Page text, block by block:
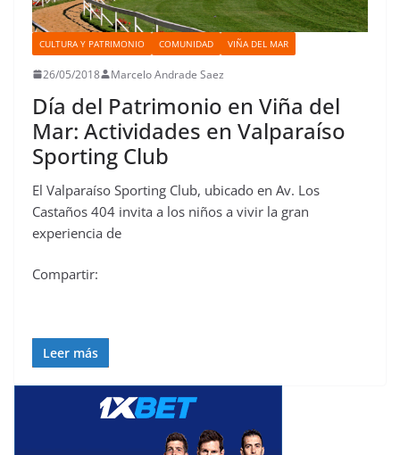
CULTURA Y PATRIMONIO COMUNIDAD VIÑA DEL MAR
26/05/2018 Marcelo Andrade Saez
Día del Patrimonio en Viña del
Mar: Actividades en Valparaíso
Sporting Club
El Valparaíso Sporting Club, ubicado en Av. Los
Castaños 404 invita a los niños a vivir la gran
experiencia de
Compartir:
Leer más